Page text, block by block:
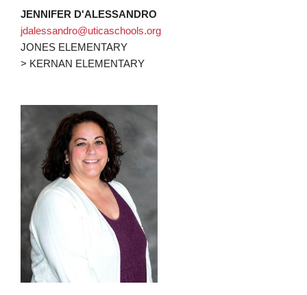
JENNIFER D'ALESSANDRO
jdalessandro@uticaschools.org
JONES ELEMENTARY
> KERNAN ELEMENTARY